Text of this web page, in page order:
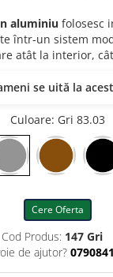
aluminiu folosesc
într-un sistem
atât la interior,
se uită la
Culoare: Gri 83.03
Cere Oferta
Cod Produs: 147 Gri
de ajutor?